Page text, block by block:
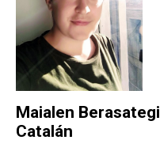
Maialen Berasategi
Catalán